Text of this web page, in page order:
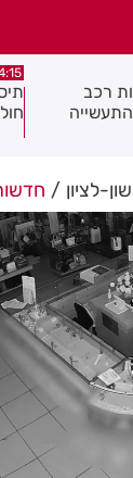
רכב
לציון